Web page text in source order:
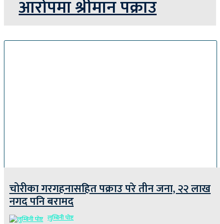
आरोपमा श्रीमान पक्राउ
चोरीका गरगहनासहित पक्राउ परे तीन जना, २२ लाख
नगद पनि बरामद
लुम्बिनी पोष्ट